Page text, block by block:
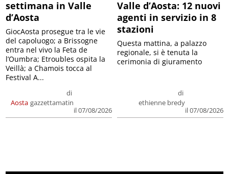
settimana in Valle
d’Aosta
Aosta
di
gazzettamatin
il 07/08/2026
GiocAosta prosegue tra le vie
del capoluogo; a Brissogne
entra nel vivo la Feta de
l’Oumbra; Etroubles ospita la
Veillà; a Chamois tocca al
Festival A...
Valle d’Aosta: 12 nuovi
agenti in servizio in 8
stazioni
di
ethienne bredy
il 07/08/2026
Questa mattina, a palazzo
regionale, si è tenuta la
cerimonia di giuramento